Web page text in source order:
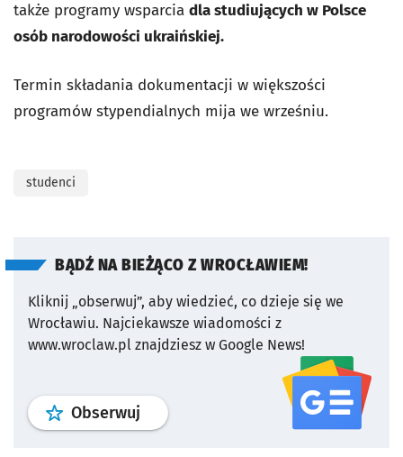
także programy wsparcia dla studiujących w Polsce
osób narodowości ukraińskiej.
Termin składania dokumentacji w większości
programów stypendialnych mija we wrześniu.
studenci
BĄDŹ NA BIEŻĄCO Z WROCŁAWIEM!
Kliknij „obserwuj”, aby wiedzieć, co dzieje się we
Wrocławiu. Najciekawsze wiadomości z
www.wroclaw.pl znajdziesz w Google News!
Obserwuj profil serwisu